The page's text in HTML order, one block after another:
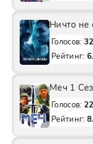
Ничто не
Голосов: 32
Рейтинг:
Меч 1
Голосов: 22
Рейтинг: